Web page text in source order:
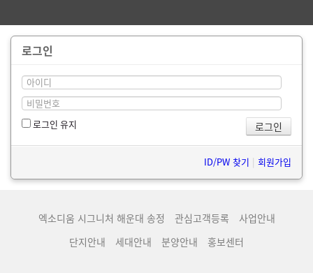
로그인
로그인 유지
ID/PW 찾기 | 회원가입
엑소디움 시그니처 해운대 송정 관심고객등록
사업안내
단지안내
세대안내 분양안내 홍보센터